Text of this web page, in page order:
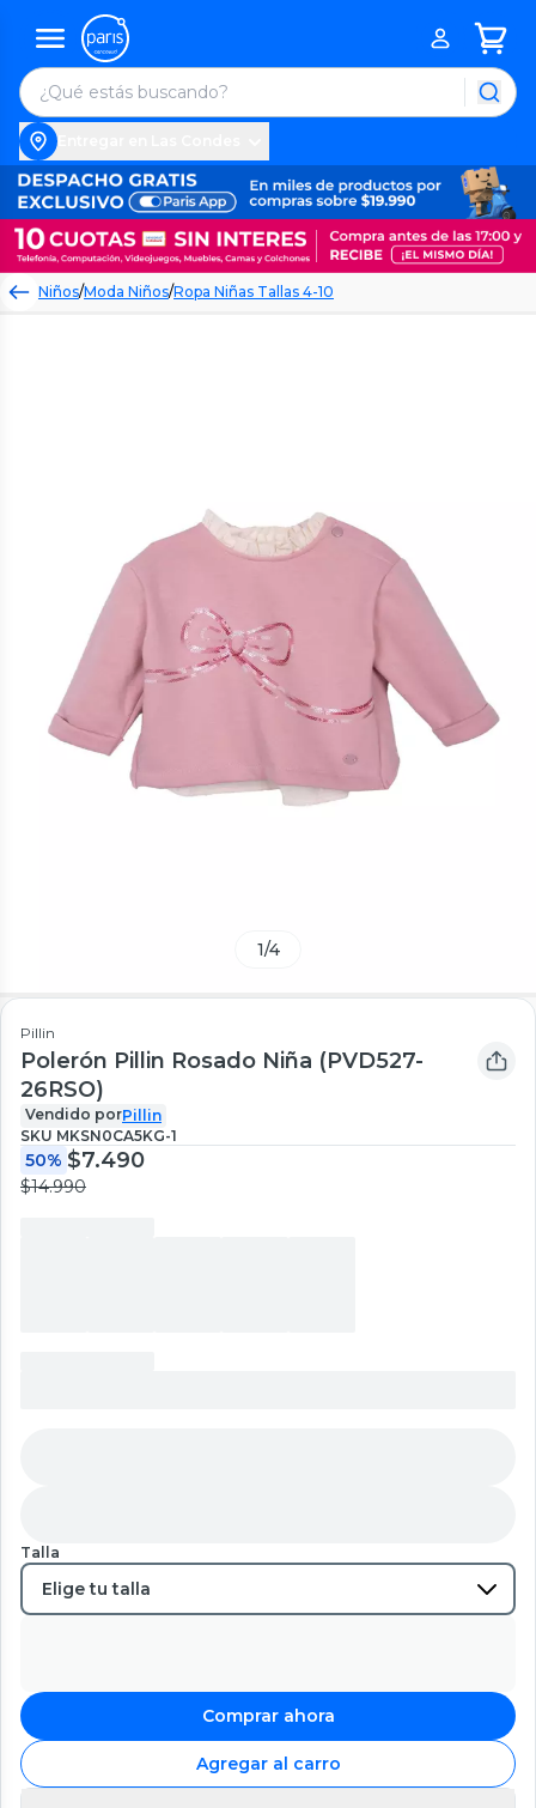
Niños/Moda Niños/Ropa Niñas Tallas 4-10
1/4
Pillin
Polerón Pillin Rosado Niña (PVD527-
26RSO)
Vendido porPillin
SKU MKSN0CA5KG-1
50% $7.490
$14.990
Talla
Comprar ahora
Agregar al carro